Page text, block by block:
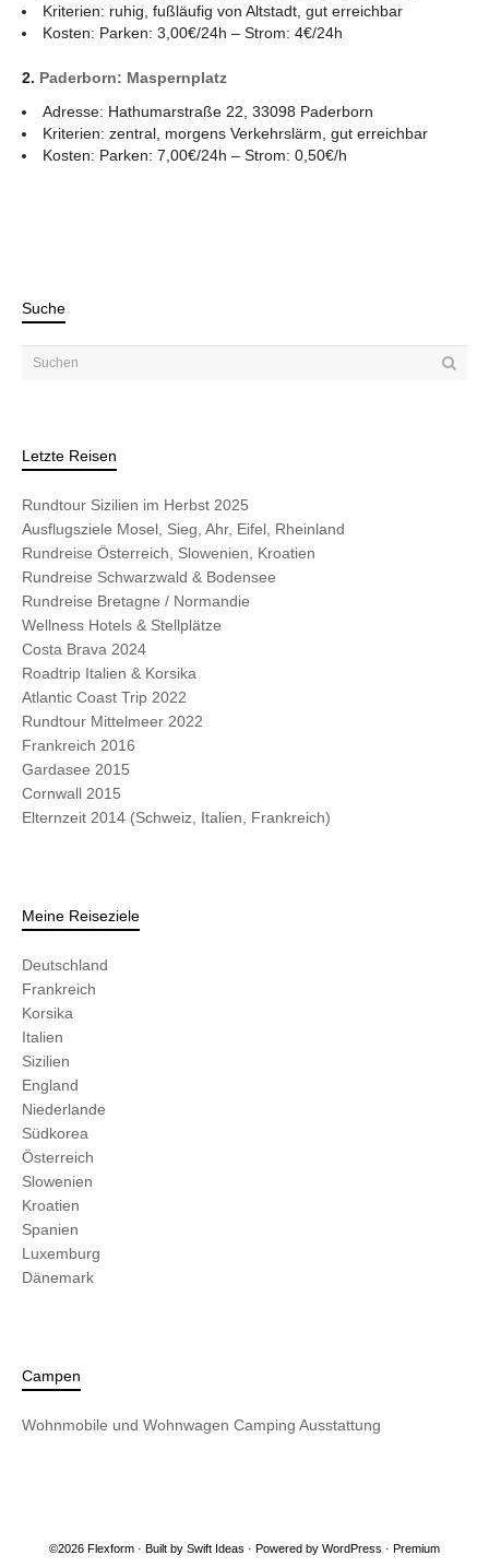
Kriterien: ruhig, fußläufig von Altstadt, gut erreichbar
Kosten: Parken: 3,00€/24h – Strom: 4€/24h
2. Paderborn: Maspernplatz
Adresse: Hathumarstraße 22, 33098 Paderborn
Kriterien: zentral, morgens Verkehrslärm, gut erreichbar
Kosten: Parken: 7,00€/24h – Strom: 0,50€/h
Suche
Letzte Reisen
Rundtour Sizilien im Herbst 2025
Ausflugsziele Mosel, Sieg, Ahr, Eifel, Rheinland
Rundreise Österreich, Slowenien, Kroatien
Rundreise Schwarzwald & Bodensee
Rundreise Bretagne / Normandie
Wellness Hotels & Stellplätze
Costa Brava 2024
Roadtrip Italien & Korsika
Atlantic Coast Trip 2022
Rundtour Mittelmeer 2022
Frankreich 2016
Gardasee 2015
Cornwall 2015
Elternzeit 2014 (Schweiz, Italien, Frankreich)
Meine Reiseziele
Deutschland
Frankreich
Korsika
Italien
Sizilien
England
Niederlande
Südkorea
Österreich
Slowenien
Kroatien
Spanien
Luxemburg
Dänemark
Campen
Wohnmobile und Wohnwagen Camping Ausstattung
©2026 Flexform · Built by Swift Ideas · Powered by WordPress · Premium